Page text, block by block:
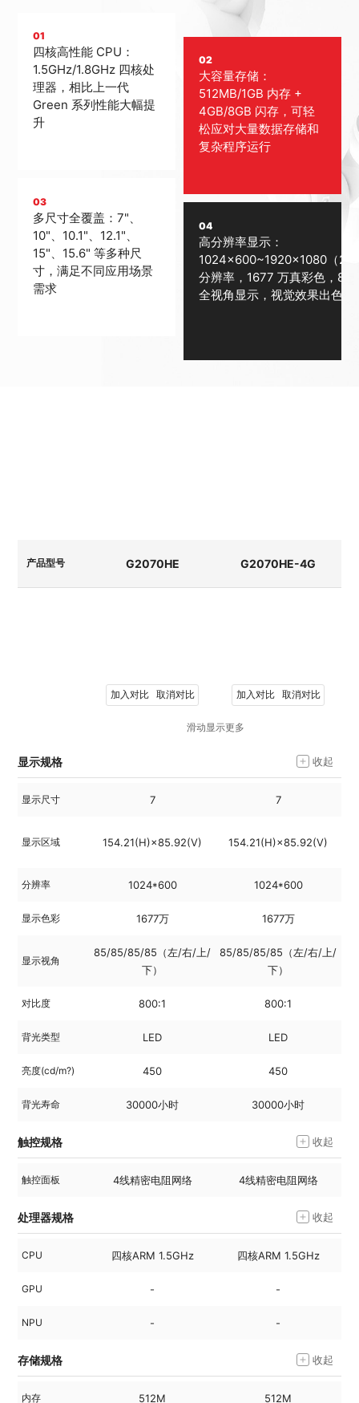
01
四核高性能 CPU：
1.5GHz/1.8GHz 四核处
理器，相比上一代
Green 系列性能大幅提
升
02
大容量存储：
512MB/1GB 内存 +
4GB/8GB 闪存，可轻
松应对大量数据存储和
复杂程序运行
03
多尺寸全覆盖：7"、
10"、10.1"、12.1"、
15"、15.6" 等多种尺
寸，满足不同应用场景
需求
04
高分辨率显示：
1024×600~1920×1080（2K
分辨率，1677 万真彩色，85°
全视角显示，视觉效果出色
产品型号 G2070HE
加入对比 取消对比
G2070HE-4G
加入对比 取消对比
滑动显示更多
显示规格 收起
显示尺寸 7 7
显示区域 154.21(H)×85.92(V) 154.21(H)×85.92(V)
分辨率 1024*600 1024*600
显示色彩 1677万 1677万
显示视角
85/85/85/85（左/右/上/
下）
85/85/85/85（左/右/上/
下）
对比度 800:1 800:1
背光类型 LED LED
亮度(cd/m?) 450 450
背光寿命 30000小时 30000小时
触控规格 收起
触控面板 4线精密电阻网络 4线精密电阻网络
处理器规格 收起
CPU 四核ARM 1.5GHz 四核ARM 1.5GHz
GPU - -
NPU - -
存储规格 收起
内存 512M 512M